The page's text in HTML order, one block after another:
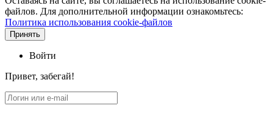
файлов. Для дополнительной информации ознакомьтесь:
Политика использования cookie-файлов
Принять
Войти
Привет, забегай!